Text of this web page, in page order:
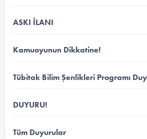
ASKI İLANI
Kamuoyunun Dikkatine!
Tübitak Bilim Şenlikleri Programı
DUYURU!
Tüm Duyurular